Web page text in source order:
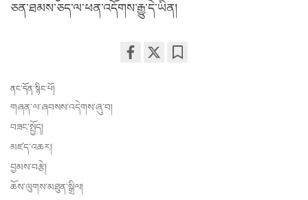
ཅན་ཐམས་ཅད་ལ་ཕན་འདོགས་རྒྱུ་དེ་ཡིན།
ནང་དོན་སྙིང་པོ།
གཞན་ལ་ཞབསས་འདེགས་ཞུ་བ།
བཟང་སྤྱོད།
མཛད་འཆར།
བྱམས་བརྩེ།
ཆོས་ལུགས་མཐུན་སྒྲིལ།